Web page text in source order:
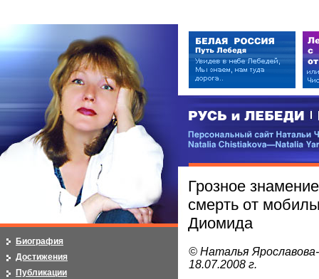
РУСЬ и ЛЕБЕДИ | RUSI —
Персональный сайт Натальи
Грозное
смерть от
Диомида
© Наталья
18.07.2008 г.
Биография
Достижения
Публикации